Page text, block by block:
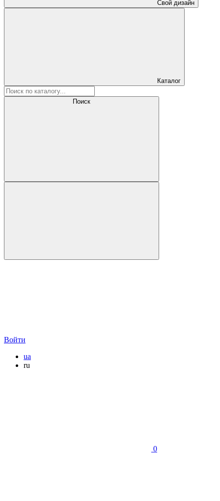
Свой дизайн
Каталог
Поиск
Войти
ua
ru
0